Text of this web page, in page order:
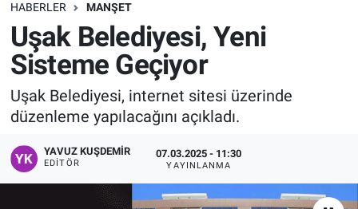
HABERLER MANŞET
Uşak Belediyesi, Yeni
Sisteme Geçiyor
Uşak Belediyesi, internet sitesi üzerinde
düzenleme yapılacağını açıkladı.
YAVUZ KUŞDEMIR
EDITÖR
07.03.2025 - 11:30
YAYINLANMA
Köşe Yazarları
Kültür Sanat
Manşet